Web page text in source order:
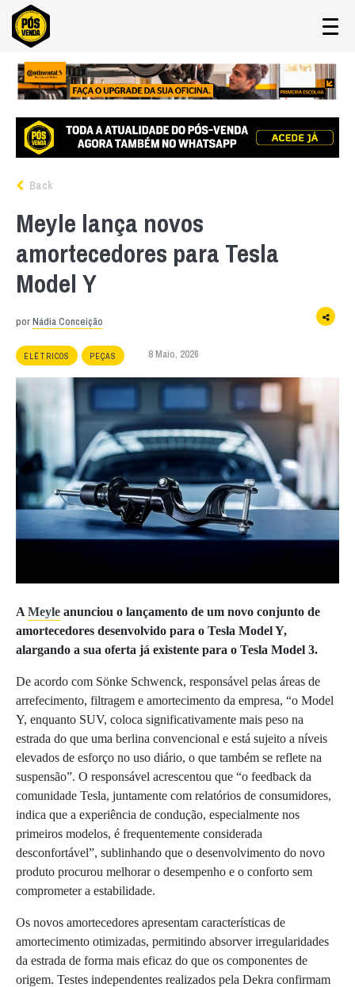
Back
Meyle lança novos
amortecedores para Tesla
Model Y
porNádia Conceição
ELÉTRICOS PEÇAS 8 Maio, 2026
A Meyle anunciou o lançamento de um novo conjunto de
amortecedores desenvolvido para o Tesla Model Y,
alargando a sua oferta já existente para o Tesla Model 3.
De acordo com Sönke Schwenck, responsável pelas áreas de
arrefecimento, filtragem e amortecimento da empresa, “o Model
Y, enquanto SUV, coloca significativamente mais peso na
estrada do que uma berlina convencional e está sujeito a níveis
elevados de esforço no uso diário, o que também se reflete na
suspensão”. O responsável acrescentou que “o feedback da
comunidade Tesla, juntamente com relatórios de consumidores,
indica que a experiência de condução, especialmente nos
primeiros modelos, é frequentemente considerada
desconfortável”, sublinhando que o desenvolvimento do novo
produto procurou melhorar o desempenho e o conforto sem
comprometer a estabilidade.
Os novos amortecedores apresentam características de
amortecimento otimizadas, permitindo absorver irregularidades
da estrada de forma mais eficaz do que os componentes de
origem. Testes independentes realizados pela Dekra confirmam